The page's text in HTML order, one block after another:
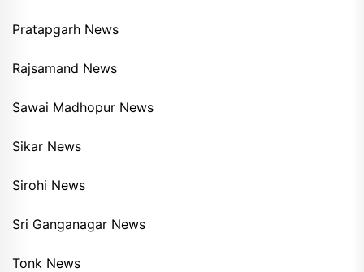
Pratapgarh News
Rajsamand News
Sawai Madhopur News
Sikar News
Sirohi News
Sri Ganganagar News
Tonk News